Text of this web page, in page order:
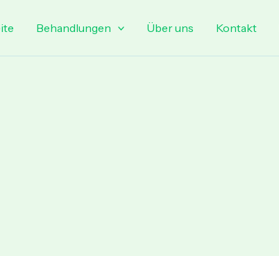
Behandlungen Über uns Kontakt